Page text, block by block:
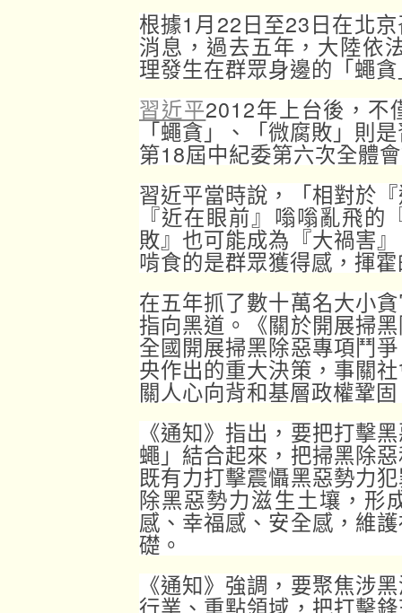
根據1月22日至23日在北
消息，過去五年，大陸依
理發生在群眾身邊的「蠅
習近平2012年上台後，不
「蠅貪」、「微腐敗」則
第18屆中紀委第六次全體
習近平當時說，「相對於
『近在眼前』嗡嗡亂飛
敗』也可能成為『大禍害
啃食的是群眾獲得感，揮
在五年抓了數十萬名大小
指向黑道。《關於開展掃
全國開展掃黑除惡專項鬥
央作出的重大決策，事關
關人心向背和基層政權鞏
《通知》指出，要把打擊
蠅」結合起來，把掃黑除
既有力打擊震懾黑惡勢力
除黑惡勢力滋生土壤，形
感、幸福感、安全感，維
礎。
《通知》強調，要聚焦涉